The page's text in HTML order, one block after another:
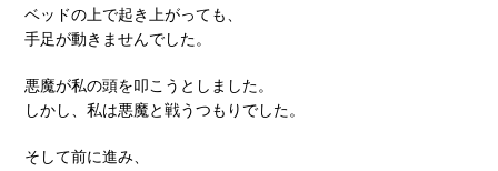
ベッドの上で起き上がっても、
手足が動きませんでした。
悪魔が私の頭を叩こうとしました。
しかし、私は悪魔と戦うつもりでした。
そして前に進み、